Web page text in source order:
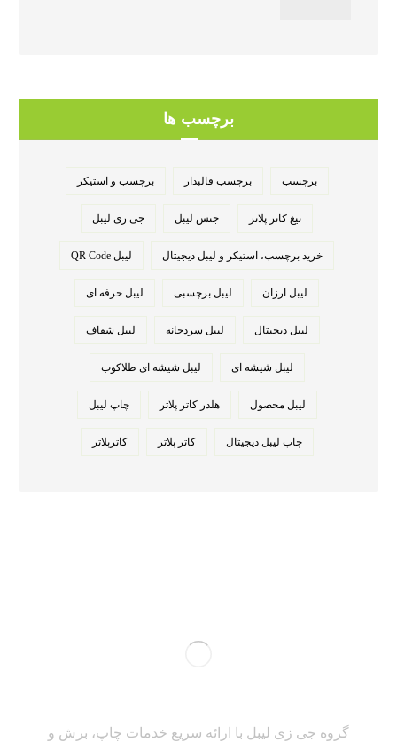
برچسب ها
برچسب برچسب قالبدار برچسب و استیکر
تیغ کاتر پلاتر جنس لیبل جی زی لیبل
خرید برچسب، استیکر و لیبل دیجیتال لیبل QR Code
لیبل ارزان لیبل برچسبی لیبل حرفه ای
لیبل دیجیتال لیبل سردخانه لیبل شفاف
لیبل شیشه ای لیبل شیشه ای طلاکوب
لیبل محصول هلدر کاتر پلاتر چاپ لیبل
چاپ لیبل دیجیتال کاتر پلاتر کاترپلاتر
گروه جی زی لیبل با ارائه سریع خدمات چاپ، برش و